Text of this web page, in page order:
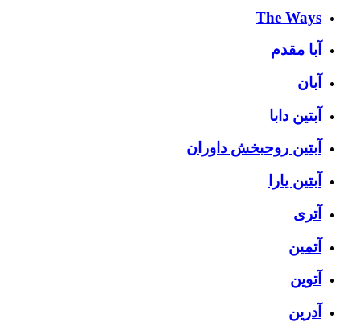
The Ways
آبا مقدم
آبان
آبتین دابا
آبتین روحبخش داوران
آبتین یارا
آتری
آتمین
آتوین
آدرین